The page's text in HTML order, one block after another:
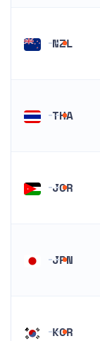
NZL
THA
JOR
JPN
KOR